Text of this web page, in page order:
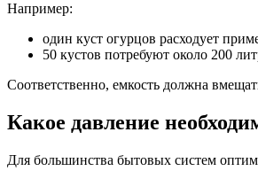
Например:
один куст огурцов расходует
50 кустов потребуют около 200
Соответственно, емкость должна
Какое давление
Для большинства бытовых систем